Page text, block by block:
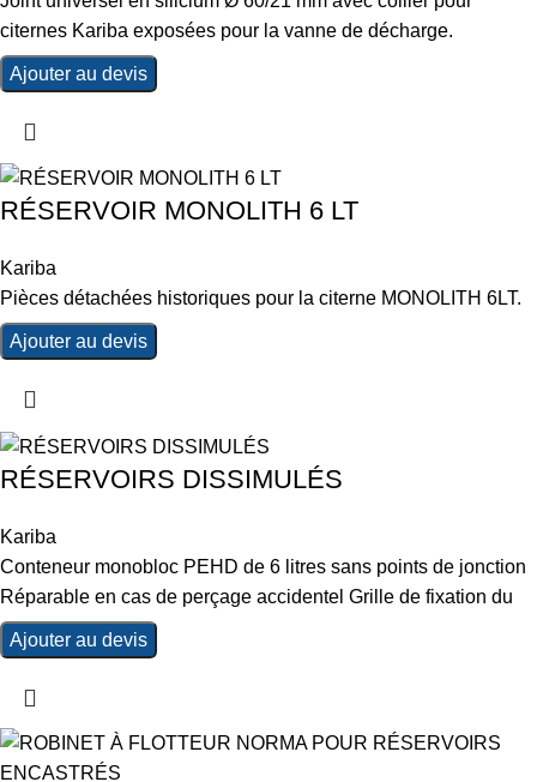
citernes Kariba exposées pour la vanne de décharge.
Ajouter au devis
RÉSERVOIR MONOLITH 6 LT
Kariba
Pièces détachées historiques pour la citerne MONOLITH 6LT.
Ajouter au devis
RÉSERVOIRS DISSIMULÉS
Kariba
Conteneur monobloc PEHD de 6 litres sans points de jonction
Réparable en cas de perçage accidentel Grille de fixation du
Ajouter au devis